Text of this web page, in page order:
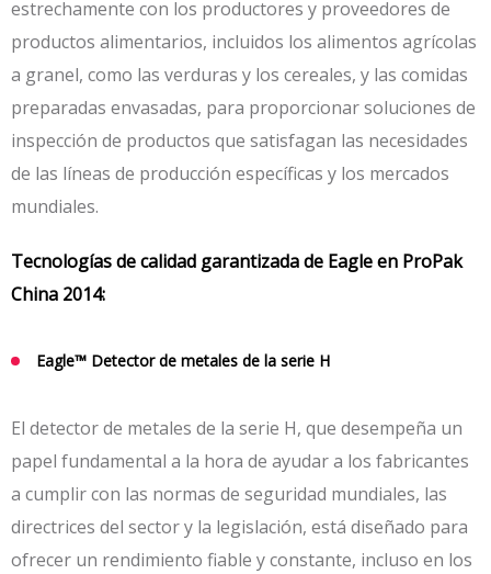
estrechamente con los productores y proveedores de
productos alimentarios, incluidos los alimentos agrícolas
a granel, como las verduras y los cereales, y las comidas
preparadas envasadas, para proporcionar soluciones de
inspección de productos que satisfagan las necesidades
de las líneas de producción específicas y los mercados
mundiales.
Tecnologías de calidad garantizada de Eagle en ProPak
China 2014:
Eagle™ Detector de metales de la serie H
El detector de metales de la serie H, que desempeña un
papel fundamental a la hora de ayudar a los fabricantes
a cumplir con las normas de seguridad mundiales, las
directrices del sector y la legislación, está diseñado para
ofrecer un rendimiento fiable y constante, incluso en los